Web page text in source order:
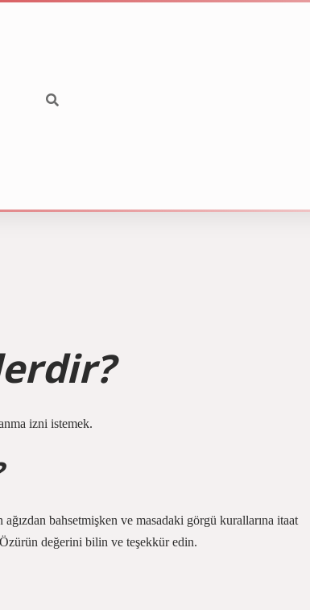
izni istemek.
bahsetmişken ve masadaki görgü kurallarına itaat
değerini bilin ve teşekkür edin.